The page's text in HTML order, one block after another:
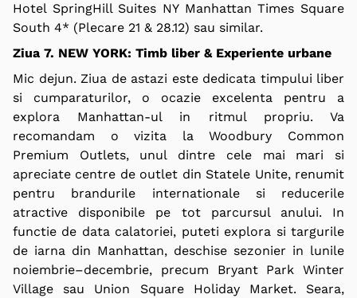
Hotel SpringHill Suites NY Manhattan Times Square
South 4* (Plecare 21 & 28.12) sau similar.
Ziua 7. NEW YORK: Timb liber & Experiente urbane
Mic dejun. Ziua de astazi este dedicata timpului liber
si cumparaturilor, o ocazie excelenta pentru a
explora Manhattan-ul in ritmul propriu. Va
recomandam o vizita la Woodbury Common
Premium Outlets, unul dintre cele mai mari si
apreciate centre de outlet din Statele Unite, renumit
pentru brandurile internationale si reducerile
atractive disponibile pe tot parcursul anului. In
functie de data calatoriei, puteti explora si targurile
de iarna din Manhattan, deschise sezonier in lunile
noiembrie–decembrie, precum Bryant Park Winter
Village sau Union Square Holiday Market. Seara,